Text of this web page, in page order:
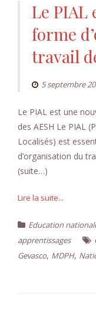
Le PIAL
forme
travail
5 septembre
Le PIAL est une
des AESH Le PIAL
Localisés) est
d’organisation du
(suite…)
Lire la suite...
Education
apprentissages
Gevasco, MDPH,